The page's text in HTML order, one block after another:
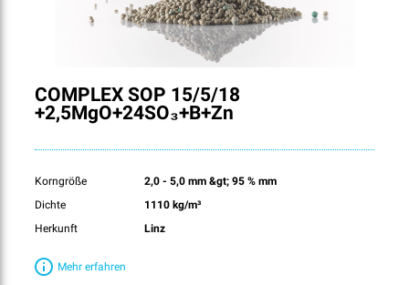
COMPLEX SOP 15/5/18
+2,5MgO+24SO₃+B+Zn
Korngröße
2,0 - 5,0 mm &gt; 95 % mm
Dichte
1110 kg/m³
Herkunft
Linz
Mehr erfahren